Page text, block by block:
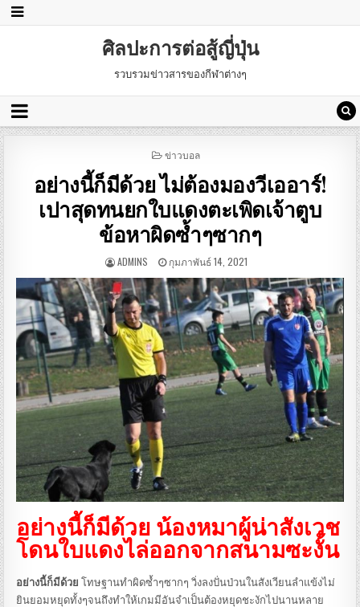
ศิลปะการต่อสู้ญี่ปุ่น
รวบรวมข่าวสารของกีฬาต่างๆ
POSTED
ข่าวบอล
อย่างนี้ก็มีด้วย ไม่ต้องมองวีเออาร์!
เปาสุดทนยกใบแดงตะเพิดเจ้าตูบ
ข้อหาผิดซ้ำๆซากๆ
ADMINS กุมภาพันธ์ 14, 2021
อย่างนี้ก็มีด้วย น้องหมาผู้น่าสังเวช
โดนใบแดงไล่ออกจากสนามซะงั้น
อย่างนี้ก็มีด้วย โทษฐานทำผิดซ้ำๆซากๆ วิ่งลงปั่นป่วนในสังเวียนลำแข้งไม่
ยินยอมหยุดทั้งๆจนถึงทำให้เกมมีอันจำเป็นต้องหยุดชะงักไปนานหลาย